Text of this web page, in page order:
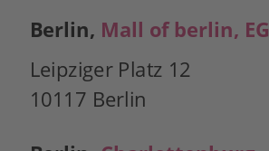
Berlin, Mall of berlin, EG
Leipziger Platz 12
10117 Berlin